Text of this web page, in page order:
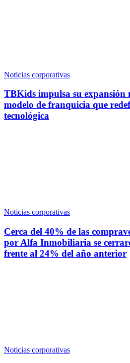
Noticias corporativas
TBKids impulsa su expansión
modelo de franquicia que
tecnológica
Noticias corporativas
Cerca del 40% de las
por Alfa Inmobiliaria se
frente al 24% del año anterior
Noticias corporativas